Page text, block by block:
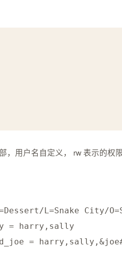
，用户名自定义， rw 表示的权
L=Snake City/
= harry,sally
= harry,sally,&joe